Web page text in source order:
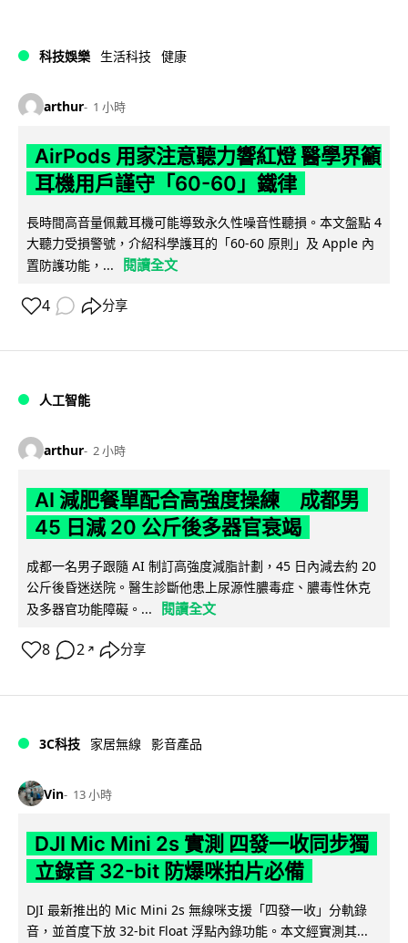
科技娛樂 生活科技 健康
arthur 1 小時
AirPods 用家注意聽力響紅燈 醫學界籲
耳機用戶謹守「60-60」鐵律
長時間高音量佩戴耳機可能導致永久性噪音性聽損。本文盤點 4
大聽力受損警號，介紹科學護耳的「60-60 原則」及 Apple 內
置防護功能，...
閱讀全文
4 分享
人工智能
arthur 2 小時
AI 減肥餐單配合高強度操練 成都男
45 日減 20 公斤後多器官衰竭
成都一名男子跟隨 AI 制訂高強度減脂計劃，45 日內減去約 20
公斤後昏迷送院。醫生診斷他患上尿源性膿毒症、膿毒性休克
及多器官功能障礙。...
閱讀全文
8 2 ↗ 分享
3C科技 家居無線 影音產品
Vin 13 小時
DJI Mic Mini 2s 實測 四發一收同步獨
立錄音 32-bit 防爆咪拍片必備
DJI 最新推出的 Mic Mini 2s 無線咪支援「四發一收」分軌錄
音，並首度下放 32-bit Float 浮點內錄功能。本文經實測其...